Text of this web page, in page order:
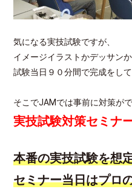
気になる実技試験ですが、
イメージイラストかデッサン
試験当日９０分間で完成をし
そこでJAMでは事前に対策が
実技試験対策セミナ
本番の実技試験を想
セミナー当日はプロ